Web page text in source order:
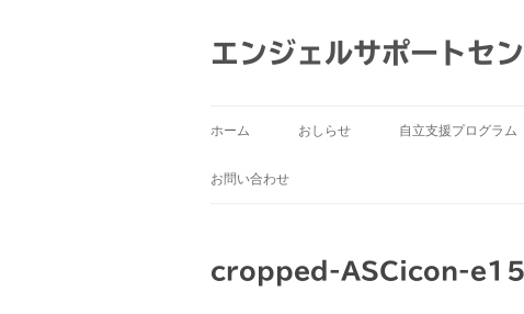
ン
ツ
ッ
エンジェルサポートセ
ホーム おしらせ 自立支援プログラム
お問い合わせ
cropped-ASCicon-